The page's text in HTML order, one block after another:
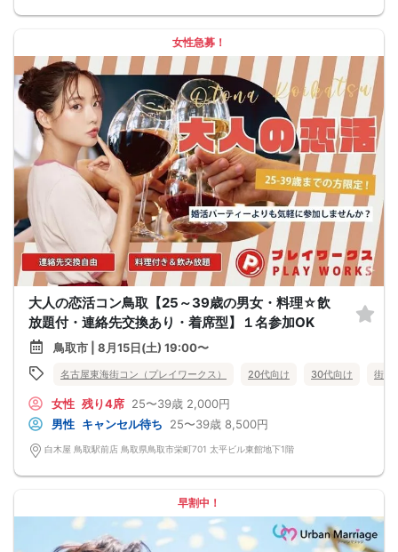
女性急募！
大人の恋活コン鳥取【25～39歳の男女・料理☆飲
放題付・連絡先交換あり・着席型】１名参加OK
鳥取市 | 8月15日(土) 19:00〜
名古屋東海街コン（プレイワークス） 20代向け 30代向け 街コ
女性 残り4席 25〜39歳 2,000円
男性 キャンセル待ち 25〜39歳 8,500円
白木屋 鳥取駅前店 鳥取県鳥取市栄町701 太平ビル東館地下1階
早割中！